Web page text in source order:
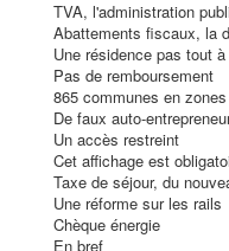
TVA, l'administration
Abattements fiscaux, la
Une résidence pas tout
Pas de remboursement
865 communes en
De faux auto-
Un accès restreint
Cet affichage est
Taxe de séjour, du
Une réforme sur les rails
Chèque énergie
En bref